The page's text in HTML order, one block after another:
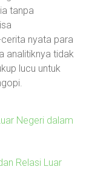
tanpa
nyata para
analitiknya tidak
lucu untuk
Negeri dalam
Relasi Luar